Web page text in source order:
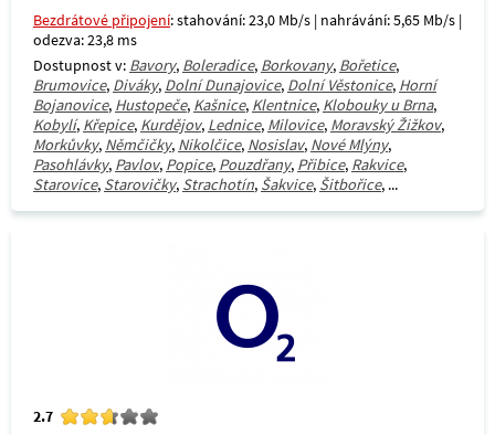
Bezdrátové připojení: stahování: 23,0 Mb/s | nahrávání: 5,65 Mb/s |
odezva: 23,8 ms
Dostupnost v: Bavory, Boleradice, Borkovany, Bořetice,
Brumovice, Diváky, Dolní Dunajovice, Dolní Věstonice, Horní
Bojanovice, Hustopeče, Kašnice, Klentnice, Klobouky u Brna,
Kobylí, Křepice, Kurdějov, Lednice, Milovice, Moravský Žižkov,
Morkůvky, Němčičky, Nikolčice, Nosislav, Nové Mlýny,
Pasohlávky, Pavlov, Popice, Pouzdřany, Přibice, Rakvice,
Starovice, Starovičky, Strachotín, Šakvice, Šitbořice, ...
2.7